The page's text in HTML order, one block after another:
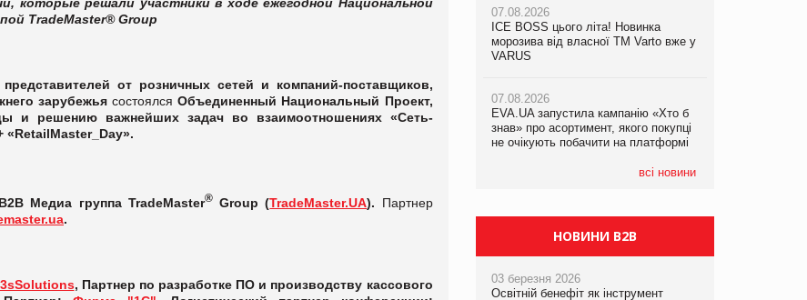
TradeMaster®Group
от розничных сетей и компаний-поставщиков,
зарубежья состоялся Объединенный Национальный Проект,
и решению важнейших задач во взаимоотношениях «Сеть-
«RetailMaster_Day».
Медиа группа TradeMaster®Group (TradeMaster.UA). Партнер
.
3sSolutions, Партнер по разработке ПО и производству кассового
07.08.2026
ICE BOSS цього літа! Новинка
морозива від власної ТМ Varto вже у
VARUS
07.08.2026
EVA.UA запустила кампанію «Хто б
знав» про асортимент, якого покупці
не очікують побачити на платформі
всі новини
06.08.2026
Смачна новинка для хвостатих: у
VARUS з’явилися паучі Varto Paw
05.08.2026
Мережа супермаркетів VARUS купує
мережу магазинів формату
компанія налічуватиме 374 магазини
07.08.2026
Франція заборонила рекламні дзвінки
НОВИНИ B2B
03 березня 2026
Освітній бенефіт як інструмент